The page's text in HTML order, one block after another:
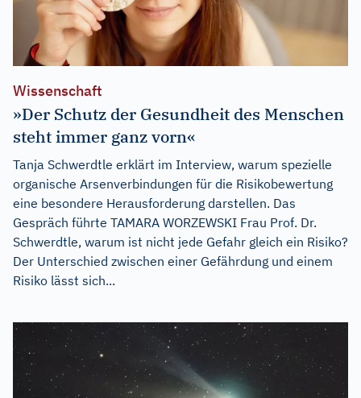
Wissenschaft
»Der Schutz der Gesundheit des Menschen
steht immer ganz vorn«
Tanja Schwerdtle erklärt im Interview, warum spezielle
organische Arsenverbindungen für die Risikobewertung
eine besondere Herausforderung darstellen. Das
Gespräch führte TAMARA WORZEWSKI Frau Prof. Dr.
Schwerdtle, warum ist nicht jede Gefahr gleich ein Risiko?
Der Unterschied zwischen einer Gefährdung und einem
Risiko lässt sich...